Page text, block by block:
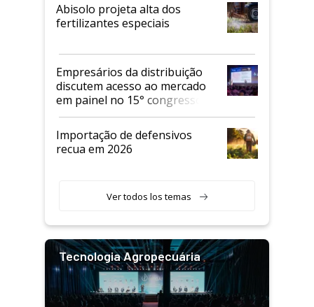
Abisolo projeta alta dos
fertilizantes especiais
Empresários da distribuição
discutem acesso ao mercado
em painel no 15° congresso
Andav
Importação de defensivos
recua em 2026
Ver todos los temas
Tecnologia Agropecuária